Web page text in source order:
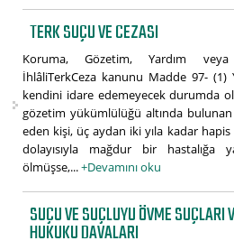
TERK SUÇU VE CEZASI
Koruma, Gözetim, Yardım
İhlâliTerkCeza kanunu Madde 97- (1)
kendini idare edemeyecek durumda
gözetim yükümlülüğü altında
eden kişi, üç aydan iki yıla kadar hapis
dolayısıyla mağdur bir hastalığa
ölmüşse,...+Devamını oku
SUÇU VE SUÇLUYU ÖVME
HUKUKU DAVALARI